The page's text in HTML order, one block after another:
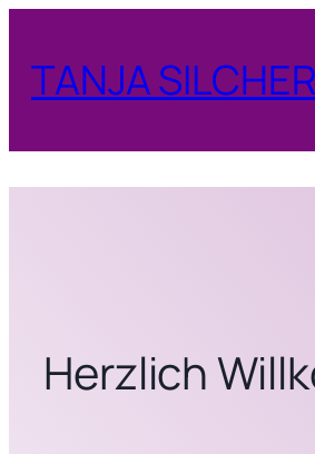
springen
TANJA SILCHER
Herzlich